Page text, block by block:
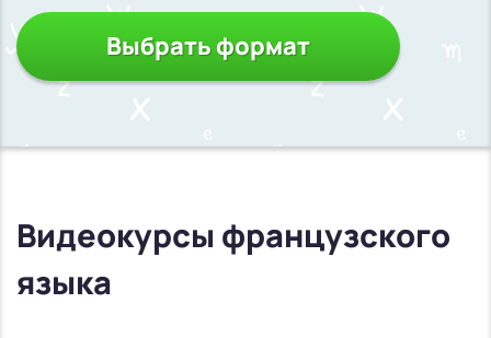
Выбрать формат
Видеокурсы французского
языка